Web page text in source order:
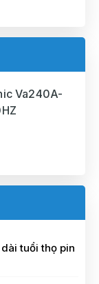
Va240A-
tuổi thọ pin